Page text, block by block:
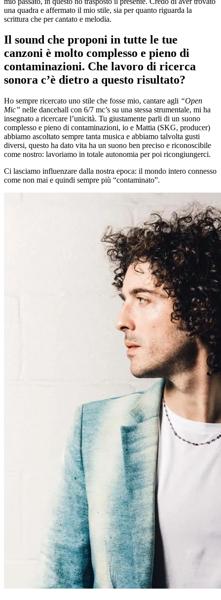
una quadra e affermato il mio stile, sia per quanto riguarda la
scrittura che per cantato e melodia.
Il sound che proponi in tutte le tue
canzoni è molto complesso e pieno di
contaminazioni. Che lavoro di ricerca
sonora c’è dietro a questo risultato?
Ho sempre ricercato uno stile che fosse mio, cantare agli “Open
Mic” nelle dancehall con 6/7 mc’s su una stessa strumentale, mi ha
insegnato a ricercare l’unicità. Tu giustamente parli di un suono
complesso e pieno di contaminazioni, io e Mattia (SKG, producer)
abbiamo ascoltato sempre tanta musica e abbiamo talvolta gusti
diversi, questo ha dato vita ha un suono ben preciso e riconoscibile
come nostro: lavoriamo in totale autonomia per poi ricongiungerci.
Ci lasciamo influenzare dalla nostra epoca: il mondo intero connesso
come non mai e quindi sempre più “contaminato”.